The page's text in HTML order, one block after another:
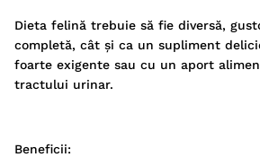
Dieta felină trebuie să fie diversă,
completă, cât și ca un supliment
foarte exigente sau cu un aport
tractului urinar.
Beneficii: